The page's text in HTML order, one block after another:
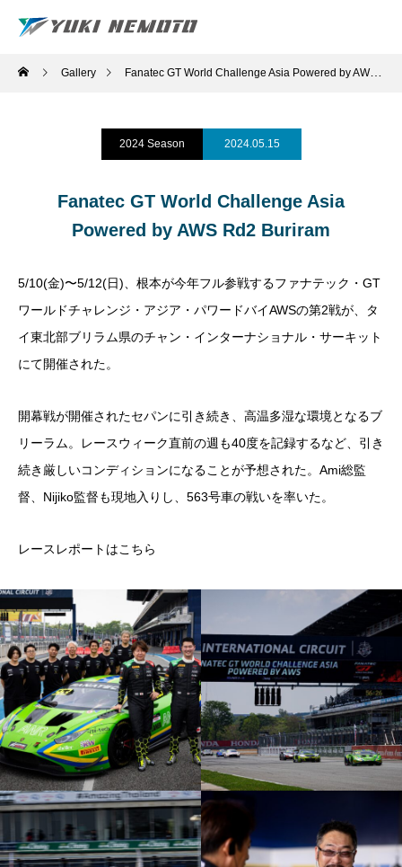
Gallery Fanatec GT World Challenge Asia Powered by AWS Rd2 Buriram
2024 Season 2024.05.15
Fanatec GT World Challenge Asia
Powered by AWS Rd2 Buriram
5/10(金)〜5/12(日)、根本が今年フル参戦するファナテック・GT
ワールドチャレンジ・アジア・パワードバイAWSの第2戦が、タ
イ東北部ブリラム県のチャン・インターナショナル・サーキット
にて開催された。
開幕戦が開催されたセパンに引き続き、高温多湿な環境となるブ
リーラム。レースウィーク直前の週も40度を記録するなど、引き
続き厳しいコンディションになることが予想された。Ami総監
督、Nijiko監督も現地入りし、563号車の戦いを率いた。
レースレポートはこちら